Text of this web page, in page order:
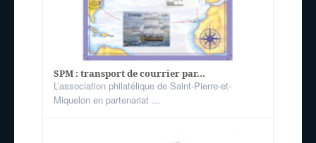
SPM : transport de courrier par...
L’association philatélique de Saint-Pierre-et-
Miquelon en partenariat ...